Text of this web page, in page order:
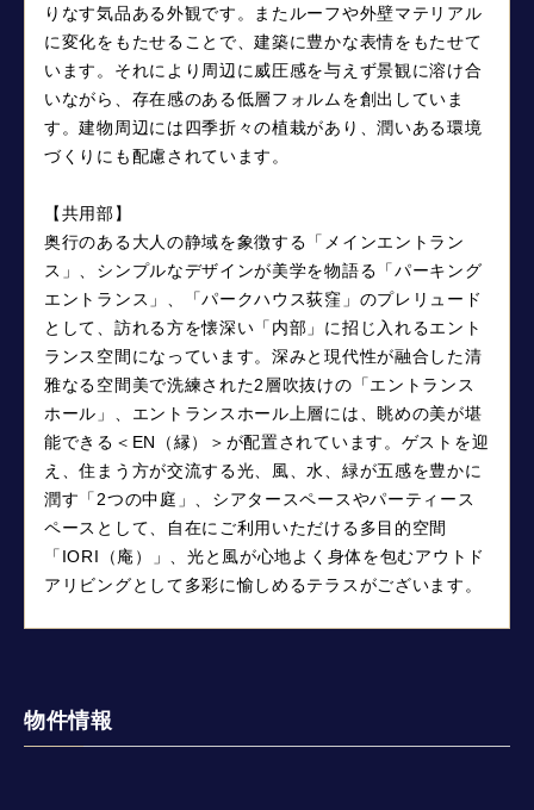
りなす気品ある外観です。またルーフや外壁マテリアル
に変化をもたせることで、建築に豊かな表情をもたせて
います。それにより周辺に威圧感を与えず景観に溶け合
いながら、存在感のある低層フォルムを創出していま
す。建物周辺には四季折々の植栽があり、潤いある環境
づくりにも配慮されています。
【共用部】
奥行のある大人の静域を象徴する「メインエントラン
ス」、シンプルなデザインが美学を物語る「パーキング
エントランス」、「パークハウス荻窪」のプレリュード
として、訪れる方を懐深い「内部」に招じ入れるエント
ランス空間になっています。深みと現代性が融合した清
雅なる空間美で洗練された2層吹抜けの「エントランス
ホール」、エントランスホール上層には、眺めの美が堪
能できる＜EN（縁）＞が配置されています。ゲストを迎
え、住まう方が交流する光、風、水、緑が五感を豊かに
潤す「2つの中庭」、シアタースペースやパーティース
ペースとして、自在にご利用いただける多目的空間
「IORI（庵）」、光と風が心地よく身体を包むアウトド
アリビングとして多彩に愉しめるテラスがございます。
物件情報